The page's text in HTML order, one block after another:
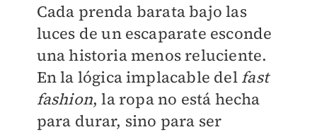
Cada prenda barata bajo las
luces de un escaparate esconde
una historia menos reluciente.
En la lógica implacable del fast
fashion, la ropa no está hecha
para durar, sino para ser